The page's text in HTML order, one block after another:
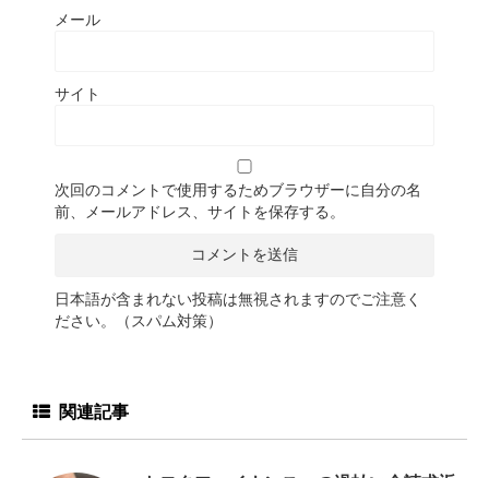
メール
サイト
次回のコメントで使用するためブラウザーに自分の名
前、メールアドレス、サイトを保存する。
日本語が含まれない投稿は無視されますのでご注意く
ださい。（スパム対策）
関連記事